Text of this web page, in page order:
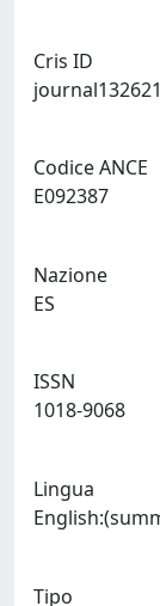
Cris ID
Codice ANCE
Nazione
ISSN
Lingua
Tipo